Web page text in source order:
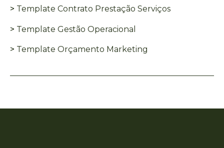
> Template Contrato Prestação Serviços
> Template Gestão Operacional
> Template Orçamento Marketing